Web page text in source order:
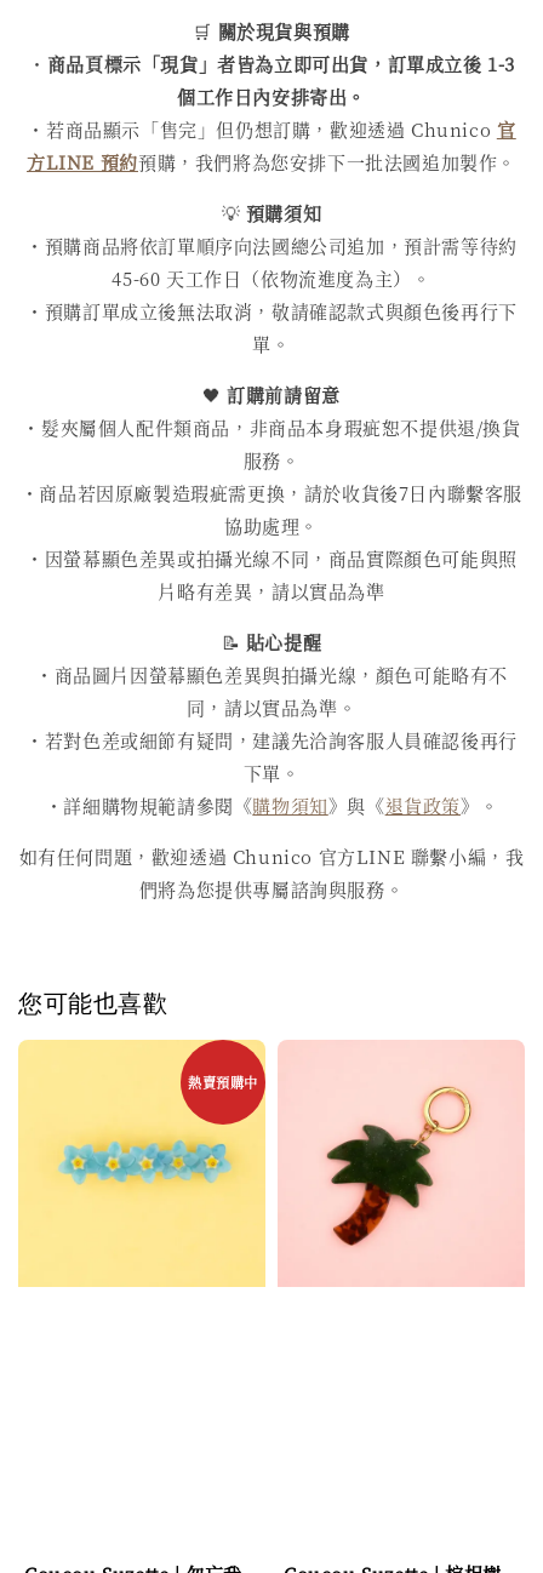
🛒 關於現貨與預購
・ 商品頁標示「現貨」者皆為立即可出貨，訂單成立後 1-3
個工作日內安排寄出。
・若商品顯示「售完」但仍想訂購，歡迎透過 Chunico 官
方LINE 預約預購，我們將為您安排下一批法國追加製作。
💡 預購須知
・預購商品將依訂單順序向法國總公司追加，預計需等待約
45-60 天工作日（依物流進度為主）。
・預購訂單成立後無法取消，敬請確認款式與顏色後再行下
單。
🖤訂購前請留意
・髮夾屬個人配件類商品，非商品本身瑕疵恕不提供退/換貨
服務。
・商品若因原廠製造瑕疵需更換，請於收貨後7日內聯繫客服
協助處理。
・因螢幕顯色差異或拍攝光線不同，商品實際顏色可能與照
片略有差異，請以實品為準
📝 貼心提醒
・商品圖片因螢幕顯色差異與拍攝光線，顏色可能略有不
同，請以實品為準。
・若對色差或細節有疑問，建議先洽詢客服人員確認後再行
下單。
・詳細購物規範請參閱《購物須知》與《退貨政策》。
如有任何問題，歡迎透過 Chunico 官方LINE 聯繫小編，我
們將為您提供專屬諮詢與服務。
您可能也喜歡
熱賣預購中